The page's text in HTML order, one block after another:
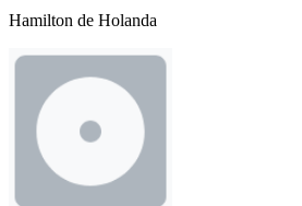
Hamilton de Holanda